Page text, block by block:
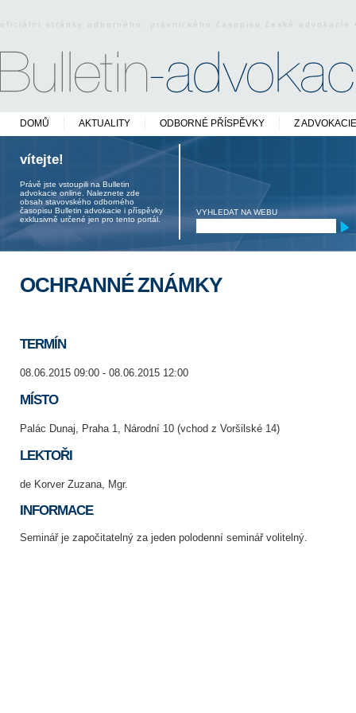
oficiální stránky odborného právnického časopisu české
DOMŮ AKTUALITY ODBORNÉ PŘÍSPĚVKY Z ADVOKACIE
vítejte!
Právě jste vstoupili na Bulletin
advokacie online. Naleznete zde
obsah stavovského odborného
časopisu Bulletin advokacie i příspěvky
exklusivně určené jen pro tento portál.
VYHLEDAT NA WEBU
OCHRANNÉ ZNÁMKY
TERMÍN
08.06.2015 09:00 - 08.06.2015 12:00
MÍSTO
Palác Dunaj, Praha 1, Národní 10 (vchod z Voršilské 14)
LEKTOŘI
de Korver Zuzana, Mgr.
INFORMACE
Seminář je započitatelný za jeden polodenní seminář volitelný.